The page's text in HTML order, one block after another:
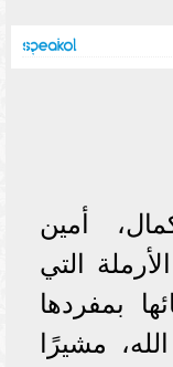
أمين
التي
بمفردها
مشيرًا